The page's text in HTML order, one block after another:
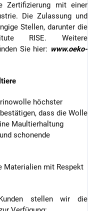
Zertifizierung mit einer
Die Zulassung und
Stellen, darunter die
RISE. Weitere
Sie hier: www.oeko-
höchster
dass die Wolle
Maultierhaltung
schonende
Materialien mit Respekt
stellen wir die